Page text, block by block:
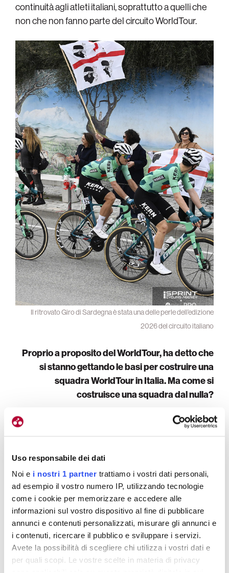
Uso responsabile dei dati
Noi e i nostri 1 partner trattiamo i vostri dati personali,
ad esempio il vostro numero IP, utilizzando tecnologie
come i cookie per memorizzare e accedere alle
informazioni sul vostro dispositivo al fine di pubblicare
annunci e contenuti personalizzati, misurare gli annunci e
i contenuti, ricercare il pubblico e sviluppare i servizi.
Avete la possibilità di scegliere chi utilizza i vostri dati e
per quali scopi. Le vostre scelte in materia di privacy
continuità agli atleti italiani, soprattutto a quelli che
non che non fanno parte del circuito WorldTour.
Il ritrovato Giro di Sardegna è stata una delle perle dell’edizione
2026 del circuito italiano
Proprio a proposito del WorldTour, ha detto che
si stanno gettando le basi per costruire una
squadra WorldTour in Italia. Ma come si
costruisce una squadra dal nulla?
E’ un problema molto grosso, è innegabile, nel
senso che non è una cosa che si fa dall’oggi al
sono naufragati soprattutto per via del budget,
perché un progetto WorldTour deve avere un
respiro quantomeno quinquennale, dove per
partire servono almeno 30 milioni di euro per
arrivare poi a regime più vicini ai 50 milioni. C’è da
costruire una struttura importante, firmare contratti
pluriennali col main sponsor e con sponsor
collaterali, diversificare un po’ le entrate anche
attraverso un pool di partner tecnici per le